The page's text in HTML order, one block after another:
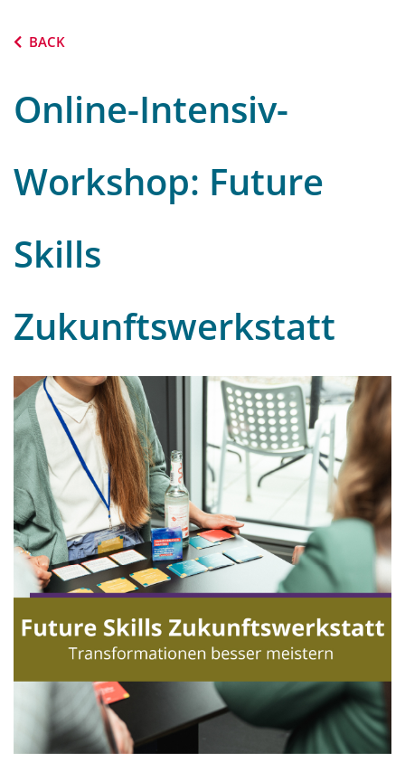
BACK
Online-Intensiv-
Workshop: Future
Skills
Zukunftswerkstatt